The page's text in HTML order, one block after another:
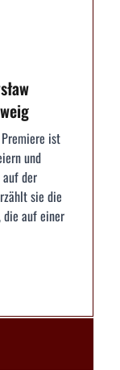
Premiere ist
und
auf der
sie die
die auf einer